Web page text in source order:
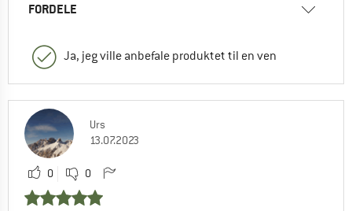
FORDELE
Ja, jeg ville anbefale produktet til en ven
Urs
13.07.2023
0 0